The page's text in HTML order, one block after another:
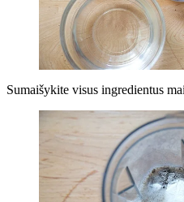
Sumaišykite visus ingredientus